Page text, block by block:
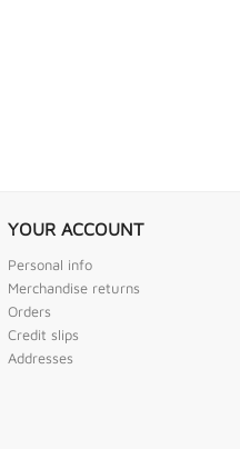
YOUR ACCOUNT
Personal info
Merchandise returns
Orders
Credit slips
Addresses